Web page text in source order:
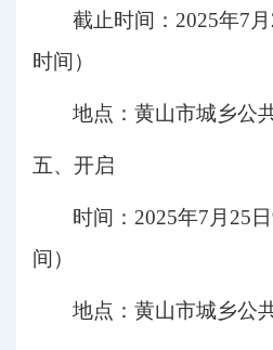
截止时间： 2025年7 月
时间）
地点：黄山市城乡公
五、开启
时间： 2025年7 月 25 日
间）
地点：黄山市城乡公